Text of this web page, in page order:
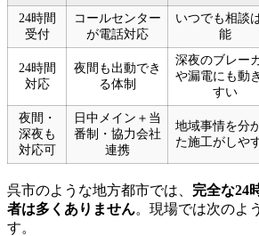
24時間
受付
コールセンター
が電話対応
いつでも相談
能
24時間
対応
夜間も出動でき
る体制
深夜のブレー
や漏電にも動
すい
夜間・
深夜も
対応可
日中メイン＋当
番制・協力会社
連携
地域事情を分
た施工がしや
呉市のような地方都市では、 完全な24
者は多くありません。現場では次のよ
す。